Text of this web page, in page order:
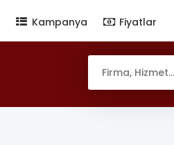
Kampanya Fiyatlar